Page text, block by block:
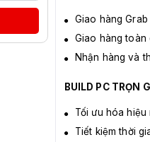
Giao hàng
Giao hàng toàn
Nhận hàng và
BUILD PC TRỌN
Tối ưu hóa
Tiết kiệm thời